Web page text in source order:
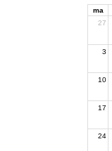
ma
27
3
10
17
24